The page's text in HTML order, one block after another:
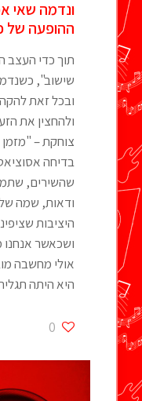
ונדמה שאי
ההופעה של
תוך כדי העצב
שישוב",
ובכל זאת
ולהחצין את
צוחקת –
בדיחה
שהשירים,
ודאות, שמה
היציבות
ושכאשר
אולי מחשבה
היא היתה
0